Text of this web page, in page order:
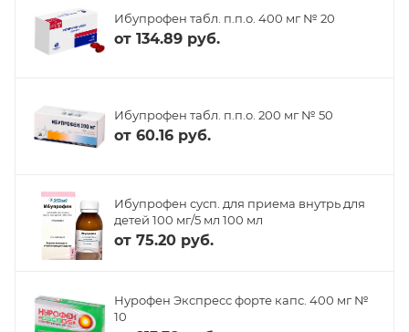
Ибупрофен табл. п.п.о. 400 мг № 20
от 134.89 руб.
Ибупрофен табл. п.п.о. 200 мг № 50
от 60.16 руб.
Ибупрофен сусп. для приема внутрь для
детей 100 мг/5 мл 100 мл
от 75.20 руб.
Нурофен Экспресс форте капс. 400 мг №
10